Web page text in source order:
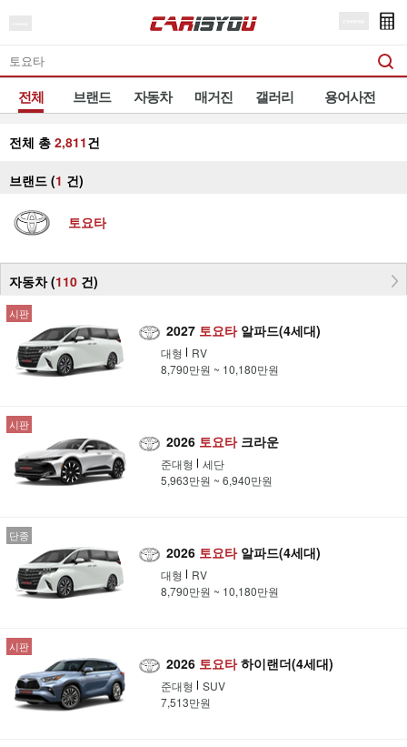
전체 브랜드 자동차 매거진 갤러리 용어사전
전체 총 2,811건
브랜드 (1 건)
토요타
자동차 (110 건)
시판
2027 토요타알파드(4세대)
대형
RV
8,790만원 ~ 10,180만원
시판
2026 토요타크라운
준대형
세단
5,963만원 ~ 6,940만원
단종
2026 토요타알파드(4세대)
대형
RV
8,790만원 ~ 10,180만원
시판
2026 토요타하이랜더(4세대)
준대형
SUV
7,513만원